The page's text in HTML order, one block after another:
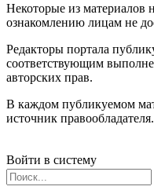
Некоторые из материалов
ознакомлению лицам не
Редакторы портала
соответствующим
авторских прав.
В каждом публикуемом
источник правообладателя.
Войти в систему